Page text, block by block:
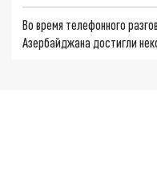
Во время телефонного
Азербайджана достигли